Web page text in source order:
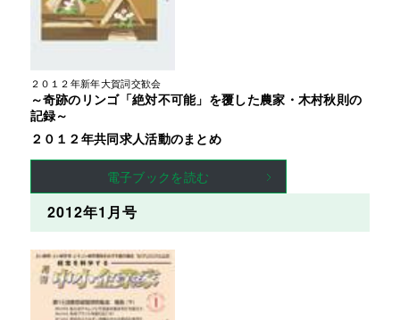
２０１２年新年大賀詞交歓会
～奇跡のリンゴ「絶対不可能」を覆した農家・木村秋則の
記録～
２０１２年共同求人活動のまとめ
電子ブックを読む
2012年1月号